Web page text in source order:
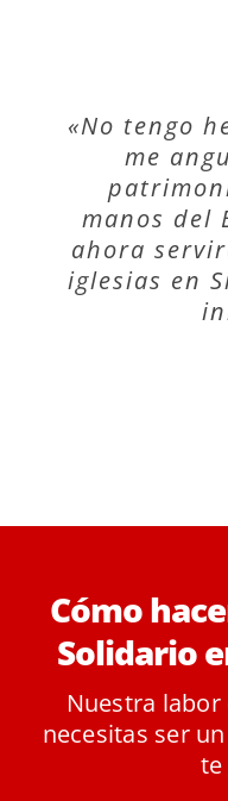
«No tengo
me
manos del
ahora
iglesias en
«Siempre
Ayuda a la
Al cumplir
quería
ahorros
formación
África.
para
Cómo
Solidario
Nuestra
necesitas ser
te